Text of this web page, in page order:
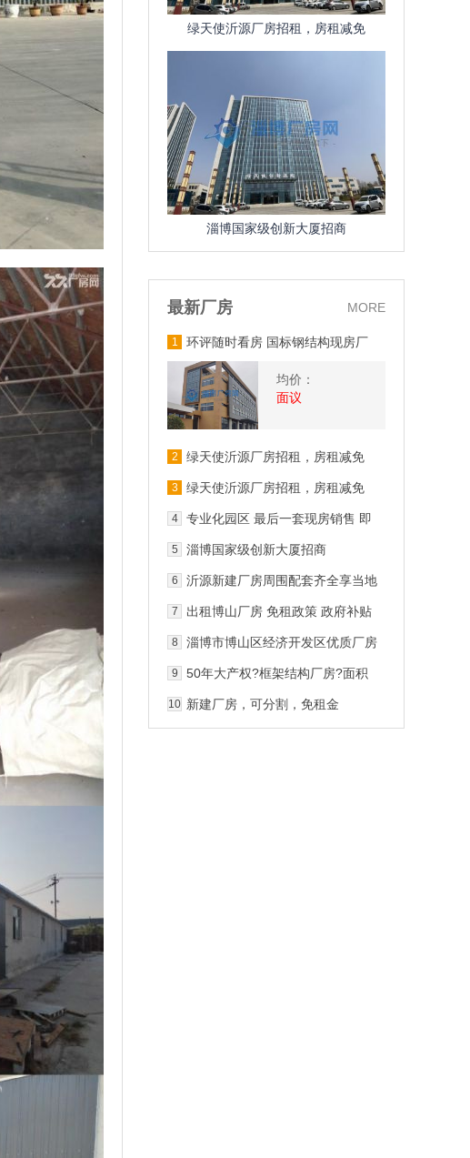
绿天使沂源厂房招租，房租减免
淄博国家级创新大厦招商
最新厂房 MORE
1
环评随时看房 国标钢结构现房厂
均价：
面议
2 绿天使沂源厂房招租，房租减免
3 绿天使沂源厂房招租，房租减免
4
专业化园区 最后一套现房销售 即
5 淄博国家级创新大厦招商
6
沂源新建厂房周围配套齐全享当地
7 出租博山厂房 免租政策 政府补贴
8
淄博市博山区经济开发区优质厂房
9
50年大产权?框架结构厂房?面积
10 新建厂房，可分割，免租金